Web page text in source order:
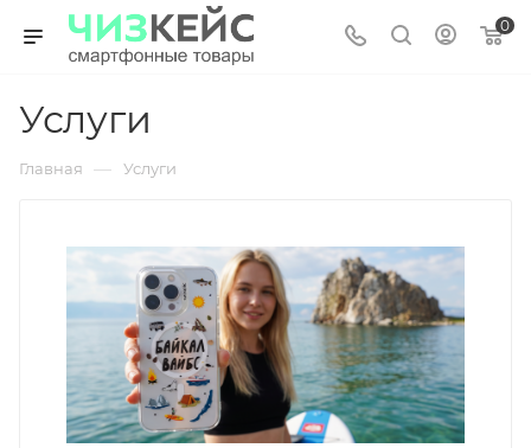
0
Услуги
Главная — Услуги